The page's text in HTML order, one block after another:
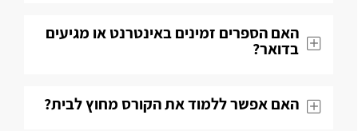
האם הספרים זמינים באינטרנט או מגיעים
בדואר?
האם אפשר ללמוד את הקורס מחוץ לבית?